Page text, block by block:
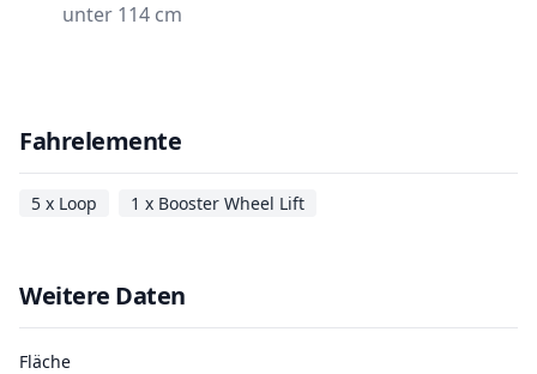
unter 114 cm
Fahrelemente
5 x Loop 1 x Booster Wheel Lift
Weitere Daten
Fläche